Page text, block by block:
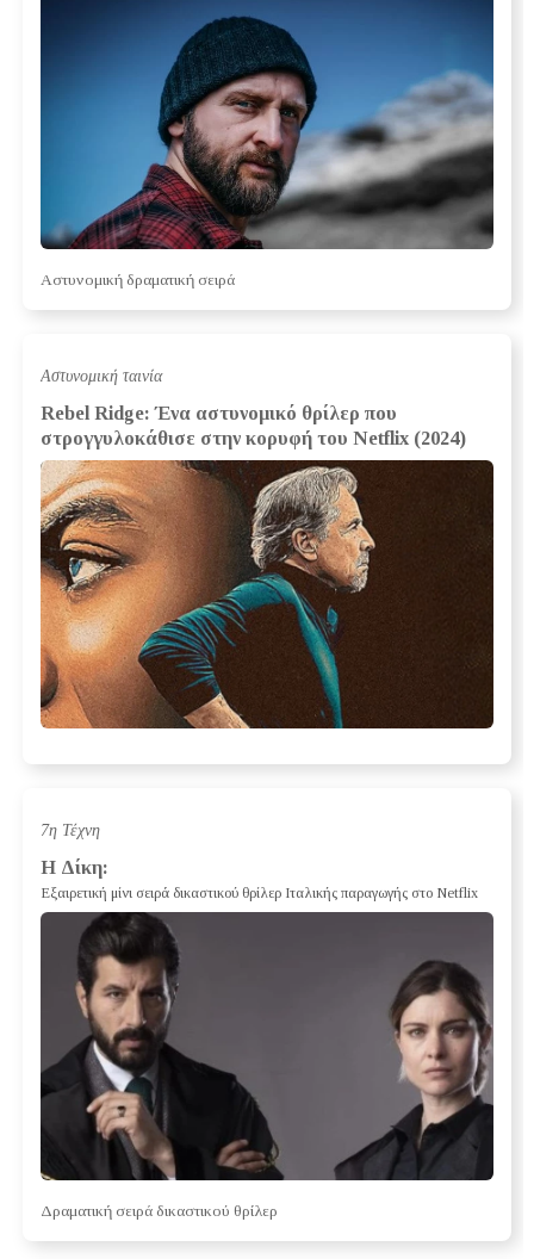
Αστυνομική δραματική σειρά
Αστυνομική ταινία
Rebel Ridge: Ένα αστυνομικό θρίλερ που
στρογγυλοκάθισε στην κορυφή του Netflix (2024)
7η Τέχνη
Η Δίκη:
Εξαιρετική μίνι σειρά δικαστικού θρίλερ Ιταλικής παραγωγής στο Netflix
Δραματική σειρά δικαστικού θρίλερ